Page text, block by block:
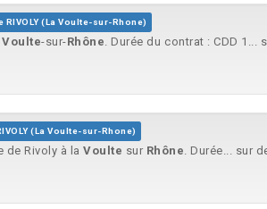
RIVOLY (La Voulte-sur-Rhone)
Voulte-sur-Rhône. Durée du contrat : CDD 1...
(La Voulte-sur-Rhone)
de Rivoly à laVoulte sur Rhône. Durée... sur